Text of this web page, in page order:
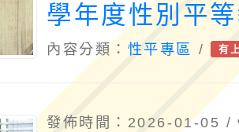
學年度性別平
教學教案徵選
份
內容分類： 性平專區 / 有
發佈時間：2026-01-05 /